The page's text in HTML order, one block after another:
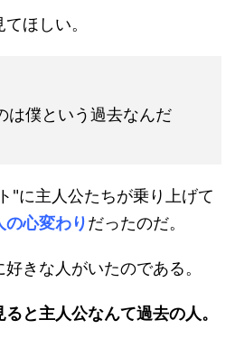
ほしい。
は僕という過去なんだ
"に主人公たちが乗り上げて
の心変わりだったのだ。
きな人がいたのである。
と主人公なんて過去の人。